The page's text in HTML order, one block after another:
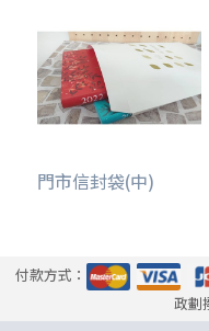
門市信封袋(中)
付款方式：
政劃